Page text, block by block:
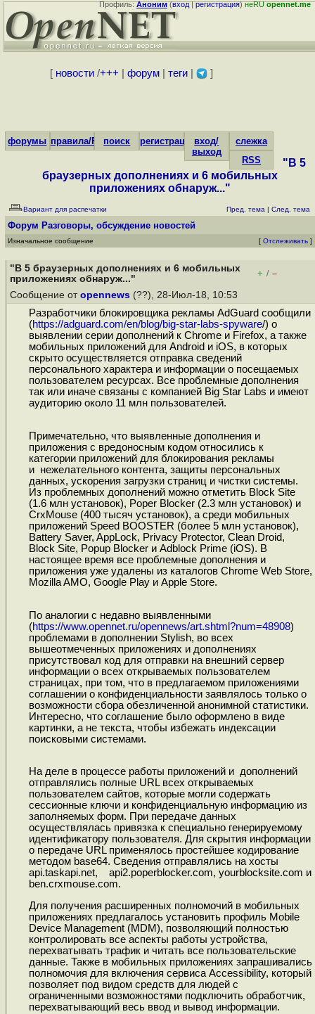
Профиль:Аноним(вход|регистрация)неRUopennet.me
[ новости/+++ форум| теги| ]
форумы правила/FAQпоиск регистрациявход/
выход
слежка
RSS
"В 5
браузерных дополнениях и 6 мобильных
приложениях обнаруж..."
Вариант для распечатки Пред. тема | След. тема
Форум Разговоры, обсуждение новостей
Изначальное сообщение [ Отслеживать ]
"В 5 браузерных дополнениях и 6 мобильных
приложениях обнаруж..."
+ / –
Сообщение от opennews (??), 28-Июл-18, 10:53
Разработчики блокировщика рекламы AdGuard сообщили
(https://adguard.com/en/blog/big-star-labs-spyware/) о
выявлении серии дополнений к Chrome и Firefox, а также
мобильных приложений для Android и iOS, в которых
скрыто осуществляется отправка сведений
персонального характера и информации о посещаемых
пользователем ресурсах. Все проблемные дополнения
так или иначе связаны с компанией Big Star Labs и имеют
аудиторию около 11 млн пользователей.
Примечательно, что выявленные дополнения и
приложения с вредоносным кодом относились к
категории приложений для блокирования рекламы
и нежелательного контента, защиты персональных
данных, ускорения загрузки страниц и чистки системы.
Из проблемных дополнений можно отметить Block Site
(1.6 млн установок), Poper Blocker (2.3 млн установок) и
CrxMouse (400 тысяч установок), а среди мобильных
приложений Speed BOOSTER (более 5 млн установок),
Battery Saver, AppLock, Privacy Protector, Clean Droid,
Block Site, Popup Blocker и Adblock Prime (iOS). В
настоящее время все проблемные дополнения и
приложения уже удалены из каталогов Chrome Web Store,
Mozilla AMO, Google Play и Apple Store.
По аналогии с недавно выявленными
(https://www.opennet.ru/opennews/art.shtml?num=48908)
проблемами в дополнении Stylish, во всех
вышеотмеченных приложениях и дополнениях
присутствовал код для отправки на внешний сервер
информации о всех открываемых пользователем
страницах, при том, что в предлагаемом приложениями
соглашении о конфиденциальности заявлялось только о
возможности сбора обезличенной анонимной статистики.
Интересно, что соглашение было оформлено в виде
картинки, а не текста, чтобы избежать индексации
поисковыми системами.
На деле в процессе работы приложений и дополнений
отправлялись полные URL всех открываемых
пользователем сайтов, которые могли содержать
сессионные ключи и конфиденциальную информацию из
заполняемых форм. При передаче данных
осуществлялась привязка к специально генерируемому
идентификатору пользователя. Для скрытия информации
о передаче URL применялось простейшее кодирование
методом base64. Сведения отправлялись на хосты
api.taskapi.net, api2.poperblocker.com, yourblocksite.com и
ben.crxmouse.com.
Для получения расширенных полномочий в мобильных
приложениях предлагалось установить профиль Mobile
Device Management (MDM), позволяющий полностью
контролировать все аспекты работы устройства,
перехватывать трафик и читать все пользовательские
данные. Также в мобильных приложениях запрашивались
полномочия для включения сервиса Accessibility, который
позволяет под видом средств для людей с
ограниченными возможностями подключить обработчик,
перехватывающий весь ввод и вывод информации.